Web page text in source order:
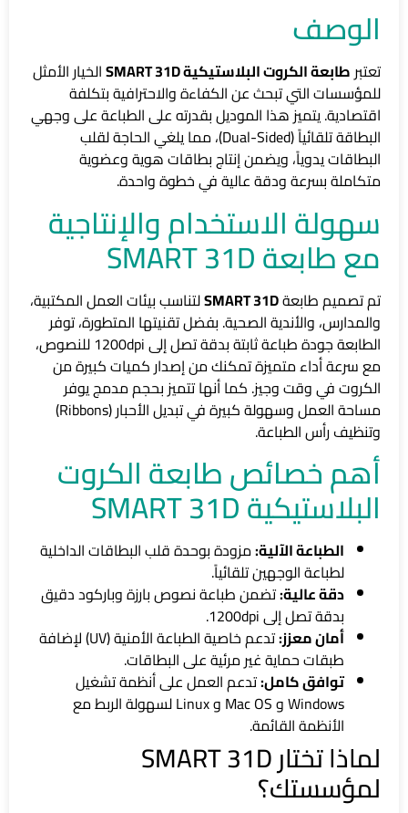
الوصف
تعتبرطابعة الكروت البلاستيكية SMART 31D
الخيار الأمثل
للمؤسسات التي تبحث عن الكفاءة والاحترافية بتكلفة
اقتصادية. يتميز هذا الموديل بقدرته على الطباعة على وجهي
البطاقة تلقائياً (Dual-Sided)، مما يلغي الحاجة لقلب
البطاقات يدوياً، ويضمن إنتاج بطاقات هوية وعضوية
متكاملة بسرعة ودقة عالية في خطوة واحدة.
سهولة الاستخدام والإنتاجية
مع طابعة SMART 31D
تم تصميم طابعةSMART 31Dلتناسب بيئات العمل المكتبية،
والمدارس، والأندية الصحية. بفضل تقنيتها المتطورة، توفر
الطابعة جودة طباعة ثابتة بدقة تصل إلى 1200dpi للنصوص،
مع سرعة أداء متميزة تمكنك من إصدار كميات كبيرة من
الكروت في وقت وجيز. كما أنها تتميز بحجم مدمج يوفر
مساحة العمل وسهولة كبيرة في تبديل الأحبار (Ribbons)
وتنظيف رأس الطباعة.
أهم خصائص طابعة الكروت
البلاستيكية SMART 31D
الطباعة الآلية:مزودة بوحدة قلب البطاقات الداخلية
لطباعة الوجهين تلقائياً.
دقة عالية:تضمن طباعة نصوص بارزة وباركود دقيق
بدقة تصل إلى 1200dpi.
أمان معزز:
تدعم خاصية الطباعة الأمنية (UV) لإضافة
طبقات حماية غير مرئية على البطاقات.
توافق كامل:تدعم العمل على أنظمة تشغيل
Windows و Mac OS و Linux لسهولة الربط مع
الأنظمة القائمة.
لماذا تختار SMART 31D
لمؤسستك؟